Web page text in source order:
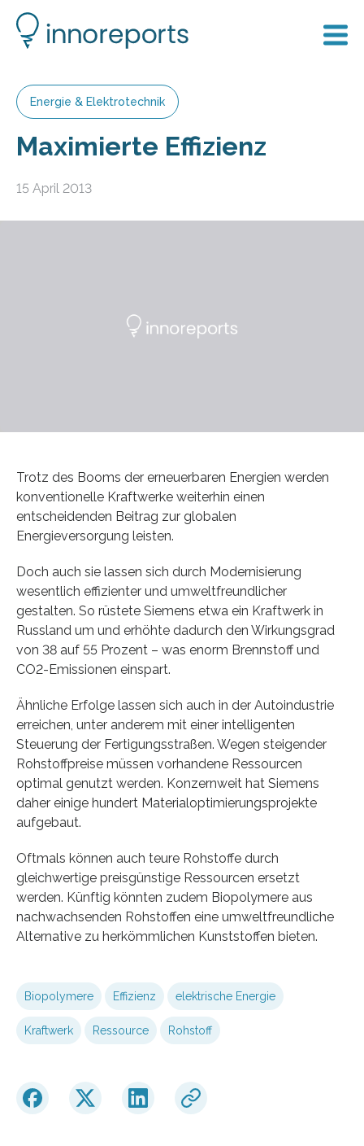
Energie & Elektrotechnik
Maximierte Effizienz
15 April 2013
Trotz des Booms der erneuerbaren Energien werden
konventionelle Kraftwerke weiterhin einen
entscheidenden Beitrag zur globalen
Energieversorgung leisten.
Doch auch sie lassen sich durch Modernisierung
wesentlich effizienter und umweltfreundlicher
gestalten. So rüstete Siemens etwa ein Kraftwerk in
Russland um und erhöhte dadurch den Wirkungsgrad
von 38 auf 55 Prozent – was enorm Brennstoff und
CO2-Emissionen einspart.
Ähnliche Erfolge lassen sich auch in der Autoindustrie
erreichen, unter anderem mit einer intelligenten
Steuerung der Fertigungsstraßen. Wegen steigender
Rohstoffpreise müssen vorhandene Ressourcen
optimal genutzt werden. Konzernweit hat Siemens
daher einige hundert Materialoptimierungsprojekte
aufgebaut.
Oftmals können auch teure Rohstoffe durch
gleichwertige preisgünstige Ressourcen ersetzt
werden. Künftig könnten zudem Biopolymere aus
nachwachsenden Rohstoffen eine umweltfreundliche
Alternative zu herkömmlichen Kunststoffen bieten.
Biopolymere Effizienz elektrische Energie
Kraftwerk Ressource Rohstoff